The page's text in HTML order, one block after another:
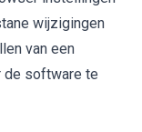
wijzigingen
van een
de software te